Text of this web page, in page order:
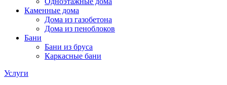
Каменные дома
Дома из газобетона
Дома из пеноблоков
Бани
Бани из бруса
Каркасные бани
Услуги